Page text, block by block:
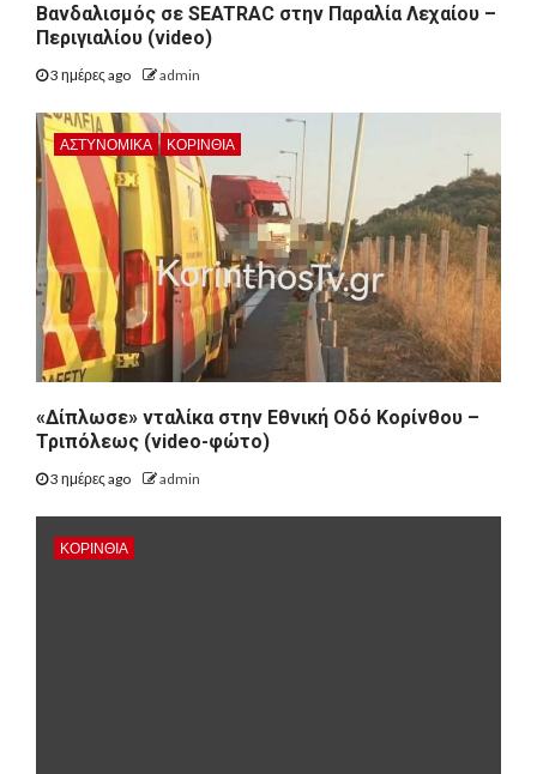
Βανδαλισμός σε SEATRAC στην Παραλία Λεχαίου –
Περιγιαλίου (video)
3 ημέρες ago admin
ΑΣΤΥΝΟΜΙΚΑ ΚΟΡΙΝΘΊΑ
«Δίπλωσε» νταλίκα στην Εθνική Oδό Κορίνθου –
Τριπόλεως (video-φώτο)
3 ημέρες ago admin
ΚΟΡΙΝΘΊΑ